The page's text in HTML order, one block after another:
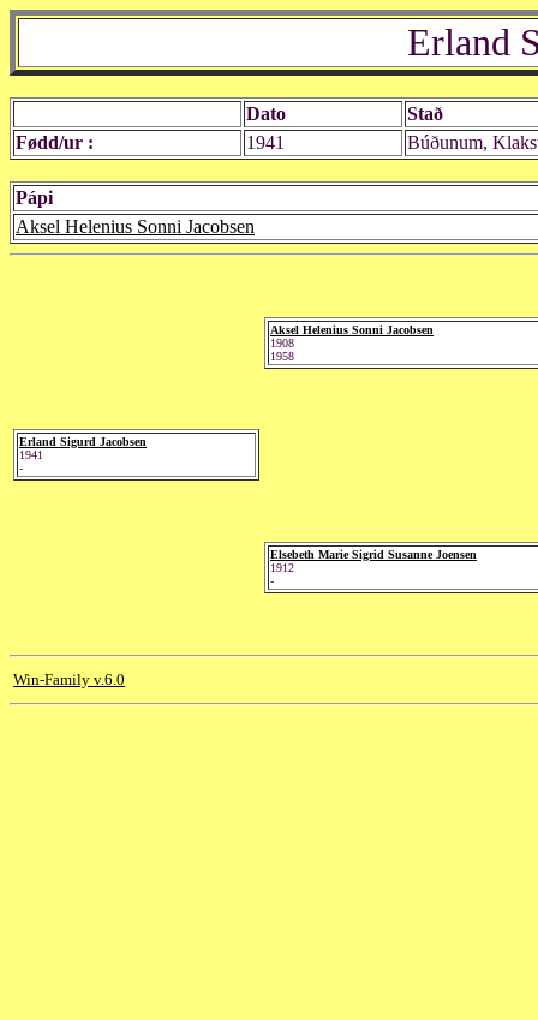
Erland
Dato
Stað
Fødd/ur :
1941 Búðunum,
Pápi
Aksel Helenius Sonni Jacobsen
Erland Sigurd Jacobsen
1941
-
Aksel Helenius Sonni Jacobsen
1908
1958
Elsebeth Marie Sigrid Susanne Joensen
1912
-
Win-Family v.6.0